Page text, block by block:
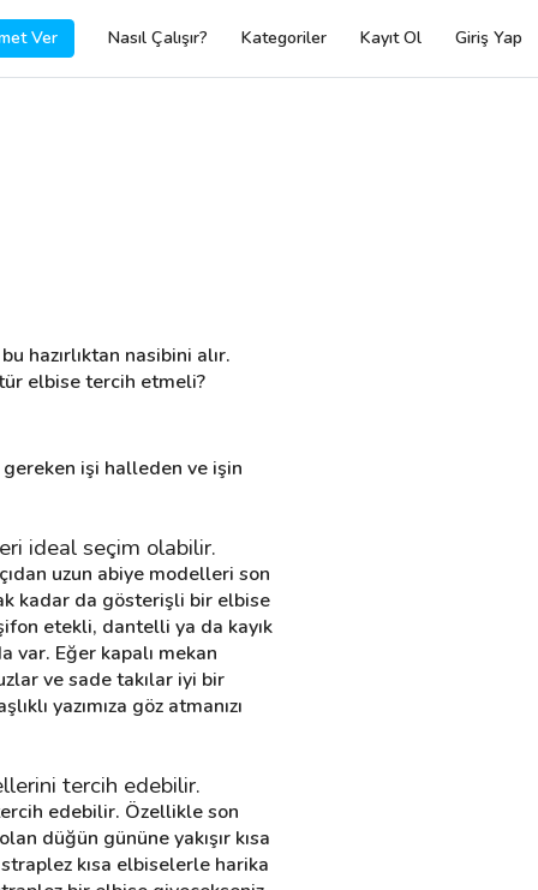
Ver Nasıl Çalışır? Kategoriler Kayıt Ol Giriş Yap
hazırlıktan nasibini alır.
elbise tercih etmeli?
işi halleden ve işin
ideal seçim olabilir.
uzun abiye modelleri son
kadar da gösterişli bir elbise
etekli, dantelli ya da kayık
var. Eğer kapalı mekan
ve sade takılar iyi bir
yazımıza göz atmanızı
tercih edebilir.
edebilir. Özellikle son
düğün gününe yakışır kısa
kısa elbiselerle harika